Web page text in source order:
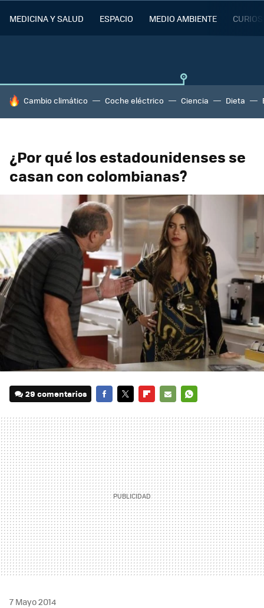
MEDICINA Y SALUD ESPACIO MEDIO AMBIENTE
HOY SE HABLA DE
Cambio climático Coche eléctrico Ciencia Dieta
¿Por qué los estadounidenses se
casan con colombianas?
29 comentarios
MAIL
7 Mayo 2014